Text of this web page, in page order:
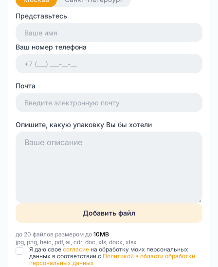
Представьтесь
Ваш номер телефона
Почта
Опишите, какую упаковку Вы бы хотели
Добавить файл
до 20 файлов размером до 10MB
jpg, png, heic, pdf, ai, cdr, doc, xls, docx, xlsx
Я даю свое согласие на обработку моих персональных
данных в соответствии с Политикой в области обработки
персональных данных